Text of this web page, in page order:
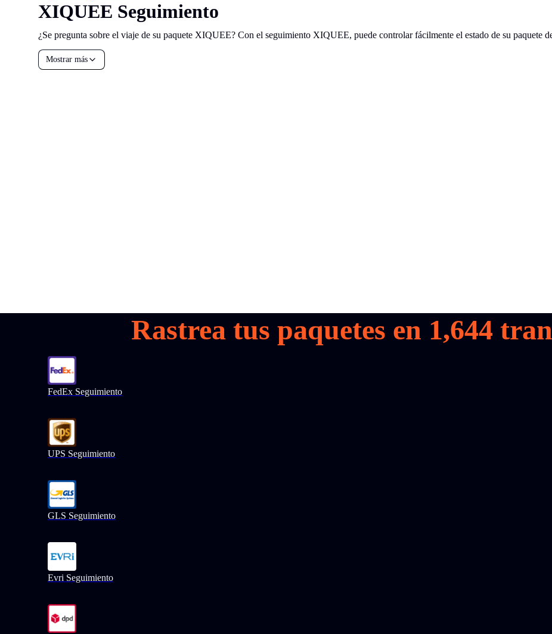
XIQUEE Seguimiento
¿Se pregunta sobre el viaje de su paquete XIQUEE? Con el seguimiento XIQUEE, puede controlar fácilmente el estado de su paquete
Mostrar más
Rastrea tus paquetes en 1,644
FedEx Seguimiento
UPS Seguimiento
GLS Seguimiento
Evri Seguimiento